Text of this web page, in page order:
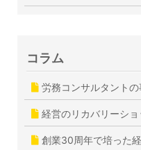
コラム
労務コンサルタント
経営のリカバリーショ
創業30周年で培った